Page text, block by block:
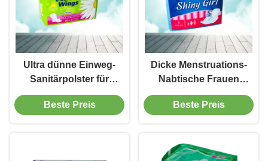
Ultra dünne Einweg-
Sanitärpolster für
Damen Atmung
Beste Preis
Dicke Menstruations-
Nabtische Frauen
Pads Weibliche
Sanitär-Nabtische
Beste Preis